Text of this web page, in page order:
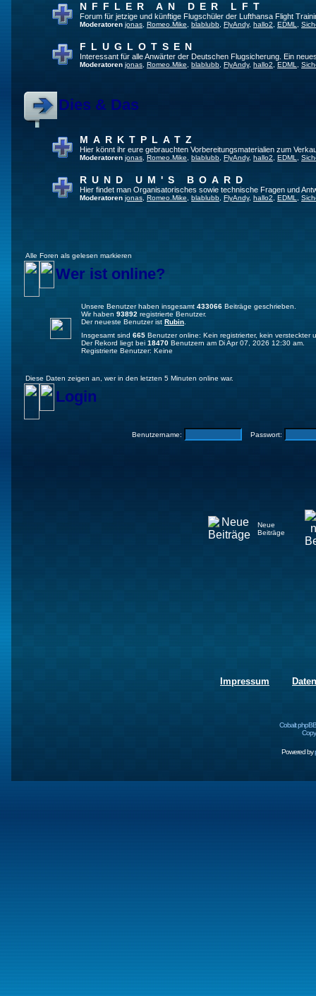
NFFLER AN DER LFT
Forum für jetzige und künftige Flugschüler der Lufthansa Flight
Moderatoren jonas Romeo.Mike blablubb FlyAndy, hallo2 EDML
FLUGLOTSEN
Interessant für alle Anwärter der Deutschen Flugsicherung. Ein
Moderatoren jonas Romeo.Mike blablubb FlyAndy, hallo2 EDML
Dies & Das
MARKTPLATZ
Hier könnt ihr eure gebrauchten Vorbereitungsmaterialien zum
Moderatoren jonas Romeo.Mike blablubb FlyAndy, hallo2 EDML
RUND UM'S BOARD
Hier findet man Organisatorisches sowie technische Fragen und
Moderatoren jonas Romeo.Mike blablubb FlyAndy, hallo2 EDML
Alle Foren als gelesen markieren
Wer ist online?
Unsere Benutzer haben insgesamt 433066 Beiträge geschrieben.
Wir haben 93892 registrierte Benutzer.
Der neueste Benutzer ist Rubin
Insgesamt sind 665 Benutzer online: Kein registrierter, kein
Der Rekord liegt bei 18470 Benutzern am Di Apr 07, 2026 12:30 am.
Registrierte Benutzer: Keine
Diese Daten zeigen an, wer in den letzten 5 Minuten online war.
Login
Benutzername: Passwort:
Neue
Beiträge
Impressum
Cobalt
Powered by